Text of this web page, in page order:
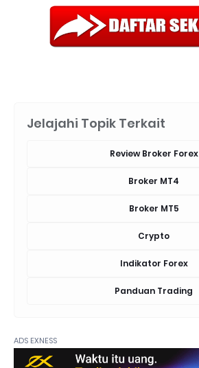
Jelajahi Topik Terkait
Review Broker Forex
Broker MT4
Broker MT5
Crypto
Indikator Forex
Panduan Trading
ADS EXNESS